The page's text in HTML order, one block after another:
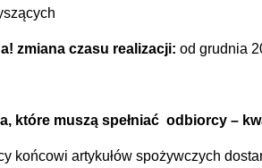
zmiana czasu realizacji: od grudnia
które muszą spełniać odbiorcy –
końcowi artykułów spożywczych